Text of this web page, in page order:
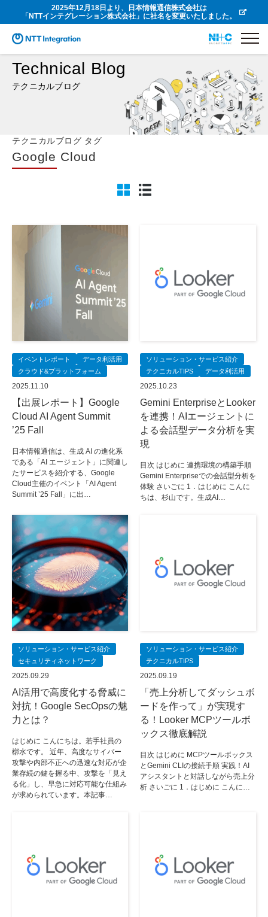
2025年12月18日より、日本情報通信株式会社は
「NTTインテグレーション株式会社」に社名を変更いたしました。
Technical Blog
テクニカルブログ
テクニカルブログ タグ
Google Cloud
イベントレポート
データ利活用
クラウド&プラットフォーム
2025.11.10
【出展レポート】Google
Cloud AI Agent Summit
’25 Fall
日本情報通信は、生成 AI の進化系
である「AI エージェント」に関連し
たサービスを紹介する、Google
Cloud主催のイベント「AI Agent
Summit ’25 Fall」に出…
ソリューション・サービス紹介
テクニカルTIPS
データ利活用
2025.10.23
Gemini EnterpriseとLooker
を連携！AIエージェントに
よる会話型データ分析を実
現
目次 はじめに 連携環境の構築手順
Gemini Enterpriseでの会話型分析を
体験 さいごに 1．はじめに こんに
ちは、杉山です。生成AI…
ソリューション・サービス紹介
セキュリティネットワーク
2025.09.29
AI活用で高度化する脅威に
対抗！Google SecOpsの魅
力とは？
はじめに こんにちは。若手社員の
槨水です。 近年、高度なサイバー
攻撃や内部不正への迅速な対応が企
業存続の鍵を握る中、攻撃を「見え
る化」し、早急に対応可能な仕組み
が求められています。本記事…
ソリューション・サービス紹介
テクニカルTIPS
2025.09.19
「売上分析してダッシュボ
ードを作って」が実現す
る！Looker MCPツールボ
ックス徹底解説
目次 はじめに MCPツールボックス
とGemini CLIの接続手順 実践！AI
アシスタントと対話しながら売上分
析 さいごに 1．はじめに こんに…